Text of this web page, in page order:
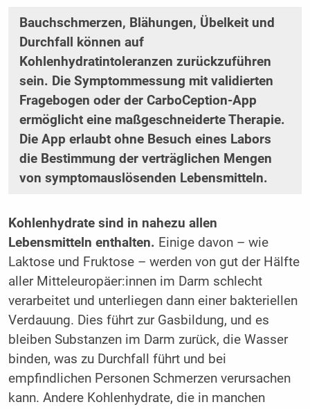
Bauchschmerzen, Blähungen, Übelkeit und
Durchfall können auf
Kohlenhydratintoleranzen zurückzuführen
sein. Die Symptommessung mit validierten
Fragebogen oder der CarboCeption-App
ermöglicht eine maßgeschneiderte Therapie.
Die App erlaubt ohne Besuch eines Labors
die Bestimmung der verträglichen Mengen
von symptomauslösenden Lebensmitteln.
Kohlenhydrate sind in nahezu allen
Lebensmitteln enthalten. Einige davon – wie
Laktose und Fruktose – werden von gut der Hälfte
aller Mitteleuropäer:innen im Darm schlecht
verarbeitet und unterliegen dann einer bakteriellen
Verdauung. Dies führt zur Gasbildung, und es
bleiben Substanzen im Darm zurück, die Wasser
binden, was zu Durchfall führt und bei
empfindlichen Personen Schmerzen verursachen
kann. Andere Kohlenhydrate, die in manchen